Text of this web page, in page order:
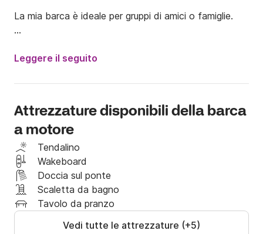
La mia barca è ideale per gruppi di amici o famiglie.
8 persone.
Grazie al suo motore da 260 cavalli, combina
troverete un ampio prendisole a prua, un tendalino e
un tavolo da pranzo a prua, molto pratico per picnic e
aperitivi.
Potrete navigare sul lago più pulito d'Europa e
scoprire un paesaggio magnifico. Roc de Chère è un
luogo sublime ai piedi delle scogliere con acque
cristalline. È il posto perfetto per ancorare e
pranzare. Potrete poi dirigervi verso la baia di
Leggere il seguito
Attrezzature disponibili della barca
a motore
Tendalino
Wakeboard
Doccia sul ponte
Scaletta da bagno
Tavolo da pranzo
Vedi tutte le attrezzature (+5)